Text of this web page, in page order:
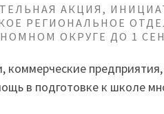
АКЦИЯ,
РЕГИОНАЛЬНОЕ
ОКРУГЕ ДО 1
коммерческие
в подготовке к школе